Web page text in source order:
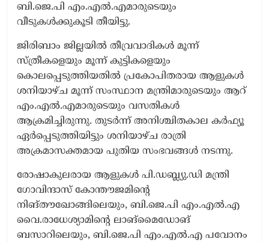
ബി.ജെ.പി എം.എൽ.എമാരുടെയും
വീടുകൾക്കുകൂടി തീയിട്ടു.
ജിരിബാം ജില്ലയിൽ തീവ്രവാദികൾ മൂന്ന്
സ്ത്രീകളെയും മൂന്ന് കുട്ടികളെയും
കൊലപ്പെടുത്തിയതിൽ പ്രകോപിതരായ ആളുകൾ
ശനിയാഴ്ച മൂന്ന് സംസ്ഥാന മന്ത്രിമാരുടെയും ആറ്
എം.എൽ.എമാരുടെയും വസതികൾ
ആക്രമിച്ചിരുന്നു. തുടർന്ന് അനിശ്ചിതകാല കർഫ്യൂ
ഏർപ്പെടുത്തിയിട്ടും ശനിയാഴ്ച രാത്രി
അക്രമാസക്തമായ പുതിയ സംഭവങ്ങൾ നടന്നു.
രോഷാകുലരായ ആളുകൾ പി.ഡബ്ല്യു.ഡി മന്ത്രി
ഗോവിന്ദാസ് കോന്തൗജമി​ന്‍റെ
നിങ്‌തൗഖോങ്ങിലെയും, ബി.ജെ.പി എം.എൽ.എ
വൈ.രാധേശ്യാമി​ന്‍റെ ലാങ്‌മൈഡോങ്
ബസാറിലെയും, ബി.ജെ.പി എം.എൽ.എ പവോനം